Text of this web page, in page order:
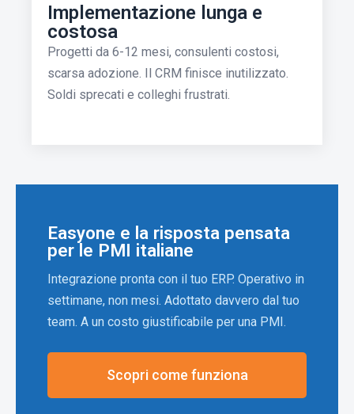
Implementazione lunga e
costosa
Progetti da 6-12 mesi, consulenti costosi,
scarsa adozione. Il CRM finisce inutilizzato.
Soldi sprecati e colleghi frustrati.
Easyone e la risposta pensata
per le PMI italiane
Integrazione pronta con il tuo ERP. Operativo in
settimane, non mesi. Adottato davvero dal tuo
team. A un costo giustificabile per una PMI.
Scopri come funziona